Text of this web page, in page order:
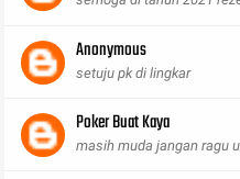
Anonymous
setuju pk di lingkar
Poker Buat Kaya
masih muda jangan ragu